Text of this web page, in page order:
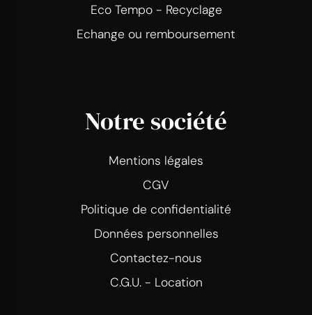
Eco Tempo - Recyclage
Echange ou remboursement
Notre société
Mentions légales
CGV
Politique de confidentialité
Données personnelles
Contactez-nous
C.G.U. - Location